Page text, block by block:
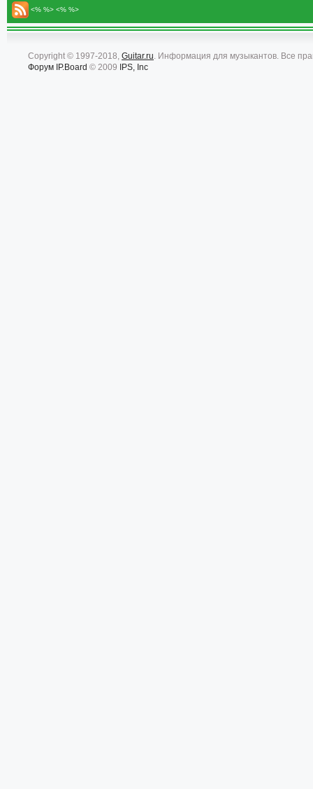
<% %> <% %>
Copyright © 1997-2018, Guitar.ru. Информация для музыкантов. Все
Форум IP.Board © 2009 IPS, Inc